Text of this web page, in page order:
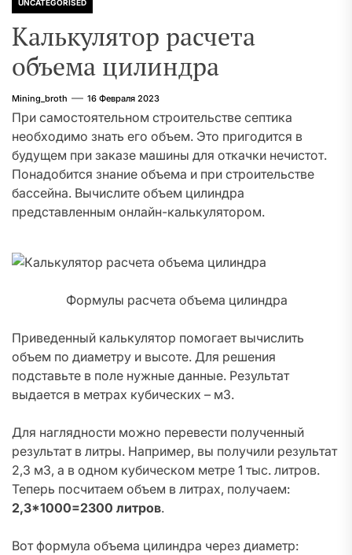
UNCATEGORISED
Калькулятор расчета
объема цилиндра
Mining_broth 16 Февраля 2023
При самостоятельном строительстве септика
необходимо знать его объем. Это пригодится в
будущем при заказе машины для откачки нечистот.
Понадобится знание объема и при строительстве
бассейна. Вычислите объем цилиндра
представленным онлайн-калькулятором.
Формулы расчета объема цилиндра
Приведенный калькулятор помогает вычислить
объем по диаметру и высоте. Для решения
подставьте в поле нужные данные. Результат
выдается в метрах кубических – м3.
Для наглядности можно перевести полученный
результат в литры. Например, вы получили результат
2,3 м3, а в одном кубическом метре 1 тыс. литров.
Теперь посчитаем объем в литрах, получаем:
2,3*1000=2300 литров.
Вот формула объема цилиндра через диаметр: